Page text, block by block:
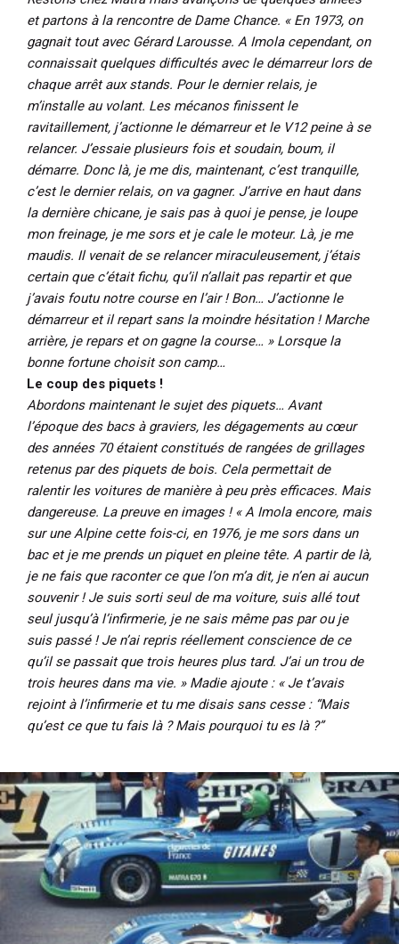
et partons à la rencontre de Dame Chance. « En 1973, on
gagnait tout avec Gérard Larousse. A Imola cependant, on
connaissait quelques difficultés avec le démarreur lors de
chaque arrêt aux stands. Pour le dernier relais, je
m’installe au volant. Les mécanos finissent le
ravitaillement, j’actionne le démarreur et le V12 peine à se
relancer. J’essaie plusieurs fois et soudain, boum, il
démarre. Donc là, je me dis, maintenant, c’est tranquille,
c’est le dernier relais, on va gagner. J’arrive en haut dans
la dernière chicane, je sais pas à quoi je pense, je loupe
mon freinage, je me sors et je cale le moteur. Là, je me
maudis. Il venait de se relancer miraculeusement, j’étais
certain que c’était fichu, qu’il n’allait pas repartir et que
j’avais foutu notre course en l’air ! Bon… J’actionne le
démarreur et il repart sans la moindre hésitation ! Marche
arrière, je repars et on gagne la course… » Lorsque la
bonne fortune choisit son camp…
Le coup des piquets !
Abordons maintenant le sujet des piquets… Avant
l’époque des bacs à graviers, les dégagements au cœur
des années 70 étaient constitués de rangées de grillages
retenus par des piquets de bois. Cela permettait de
ralentir les voitures de manière à peu près efficaces. Mais
dangereuse. La preuve en images ! « A Imola encore, mais
sur une Alpine cette fois-ci, en 1976, je me sors dans un
bac et je me prends un piquet en pleine tête. A partir de là,
je ne fais que raconter ce que l’on m’a dit, je n’en ai aucun
souvenir ! Je suis sorti seul de ma voiture, suis allé tout
seul jusqu’à l’infirmerie, je ne sais même pas par ou je
suis passé ! Je n’ai repris réellement conscience de ce
qu’il se passait que trois heures plus tard. J’ai un trou de
trois heures dans ma vie. » Madie ajoute : « Je t’avais
rejoint à l’infirmerie et tu me disais sans cesse : “Mais
qu’est ce que tu fais là ? Mais pourquoi tu es là ?”